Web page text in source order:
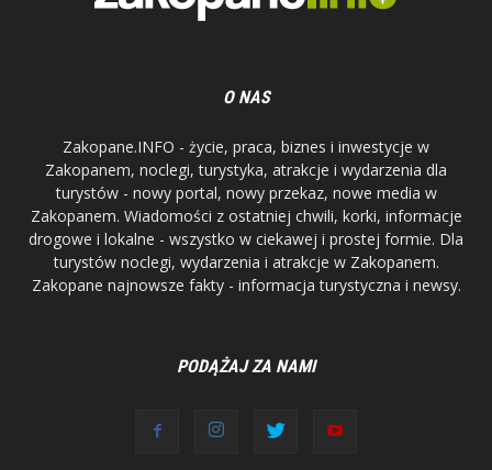
O NAS
Zakopane.INFO - życie, praca, biznes i inwestycje w
Zakopanem, noclegi, turystyka, atrakcje i wydarzenia dla
turystów - nowy portal, nowy przekaz, nowe media w
Zakopanem. Wiadomości z ostatniej chwili, korki, informacje
drogowe i lokalne - wszystko w ciekawej i prostej formie. Dla
turystów noclegi, wydarzenia i atrakcje w Zakopanem.
Zakopane najnowsze fakty - informacja turystyczna i newsy.
PODĄŻAJ ZA NAMI